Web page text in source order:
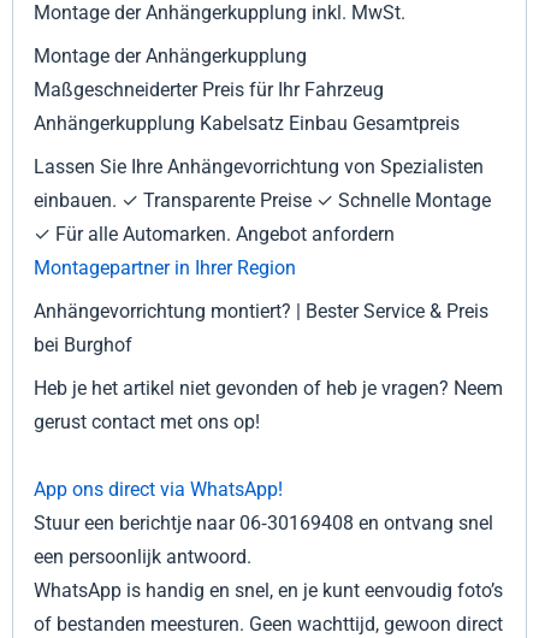
Montage der Anhängerkupplung inkl. MwSt.
Montage der Anhängerkupplung
Maßgeschneiderter Preis für Ihr Fahrzeug
Anhängerkupplung Kabelsatz Einbau Gesamtpreis
Lassen Sie Ihre Anhängevorrichtung von Spezialisten
einbauen. ✓ Transparente Preise ✓ Schnelle Montage
✓ Für alle Automarken. Angebot anfordern
Montagepartner in Ihrer Region
Anhängevorrichtung montiert? | Bester Service & Preis
bei Burghof
Heb je het artikel niet gevonden of heb je vragen? Neem
gerust contact met ons op!
App ons direct via WhatsApp!
Stuur een berichtje naar 06‑30169408 en ontvang snel
een persoonlijk antwoord.
WhatsApp is handig en snel, en je kunt eenvoudig foto’s
of bestanden meesturen. Geen wachttijd, gewoon direct